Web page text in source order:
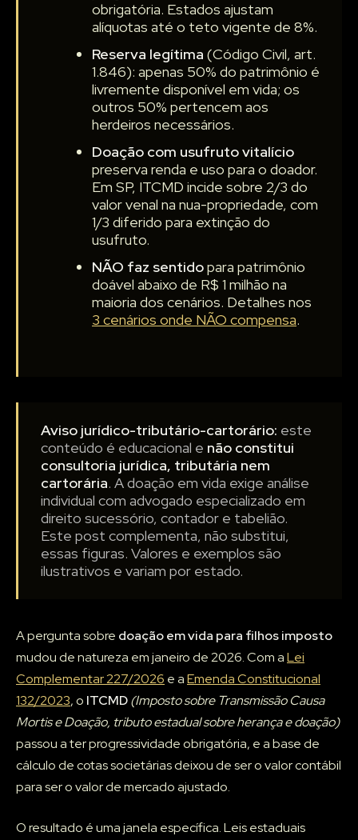
obrigatória. Estados ajustam
alíquotas até o teto vigente de 8%.
Reserva legítima (Código Civil, art.
1.846): apenas 50% do patrimônio é
livremente disponível em vida; os
outros 50% pertencem aos
herdeiros necessários.
Doação com usufruto vitalício
preserva renda e uso para o doador.
Em SP, ITCMD incide sobre 2/3 do
valor venal na nua-propriedade, com
1/3 diferido para extinção do
usufruto.
NÃO faz sentidopara patrimônio
doável abaixo de R$ 1 milhão na
maioria dos cenários. Detalhes nos
3 cenários onde NÃO compensa.
Aviso jurídico-tributário-cartorário: este
conteúdo é educacional e não constitui
consultoria jurídica, tributária nem
cartorária. A doação em vida exige análise
individual com advogado especializado em
direito sucessório, contador e tabelião.
Este post complementa, não substitui,
essas figuras. Valores e exemplos são
ilustrativos e variam por estado.
A pergunta sobre doação em vida para filhos imposto
mudou de natureza em janeiro de 2026. Com aLei
Complementar 227/2026 e aEmenda Constitucional
132/2023, o ITCMD(Imposto sobre Transmissão Causa
Mortis e Doação, tributo estadual sobre herança e doação)
passou a ter progressividade obrigatória, e a base de
cálculo de cotas societárias deixou de ser o valor contábil
para ser o valor de mercado ajustado.
O resultado é uma janela específica. Leis estaduais